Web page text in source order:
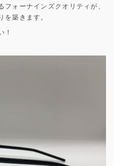
ォーナインズクオリティが、
築きます。
！